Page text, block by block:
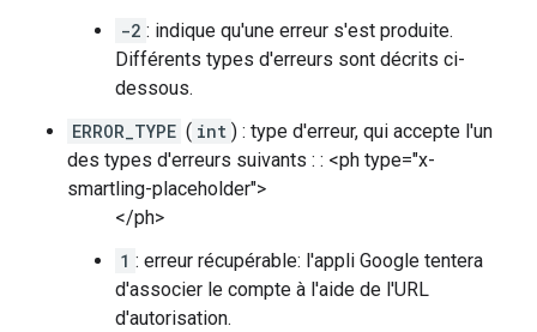
-2 : indique qu'une erreur s'est produite.
Différents types d'erreurs sont décrits ci-
dessous.
ERROR_TYPE ( int ) : type d'erreur, qui accepte l'un
des types d'erreurs suivants : : <ph type="x-
smartling-placeholder">
</ph>
1 : erreur récupérable: l'appli Google tentera
d'associer le compte à l'aide de l'URL
d'autorisation.